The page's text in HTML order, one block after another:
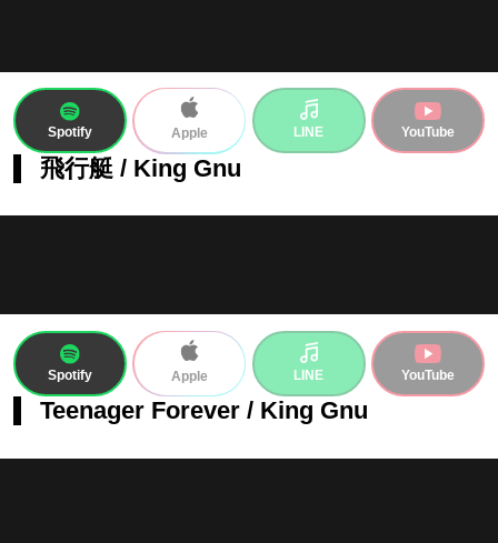
Spotify Apple LINE YouTube
飛行艇 / King Gnu
Spotify Apple LINE YouTube
Teenager Forever / King Gnu